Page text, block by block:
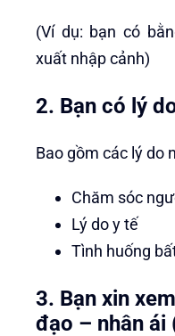
(Ví dụ: bạn có
xuất nhập cảnh)
2. Bạn có lý
Bao gồm các lý do
Chăm sóc
Lý do y tế
Tình huống
3. Bạn xin
đạo – nhân ái